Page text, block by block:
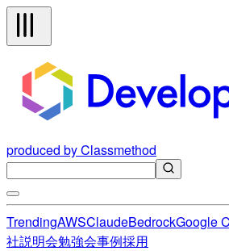
produced by Classmethod
TrendingAWSClaudeBedrockGoogle
社説明会勉強会事例採用